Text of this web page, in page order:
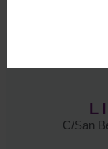
C/San